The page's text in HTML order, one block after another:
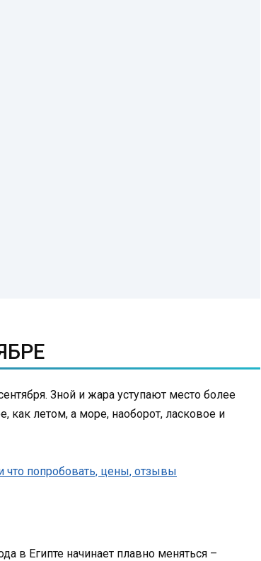
Зной и жара уступают место более
как летом, а море, наоборот, ласковое и
в Египте начинает плавно меняться –